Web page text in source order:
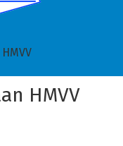
HMVV